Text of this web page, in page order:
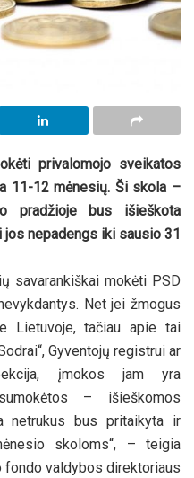
privalomojo sveikatos
11-12 mėnesių. Ši skola –
pradžioje bus išieškota
nepadengs iki sausio 31
savarankiškai mokėti PSD
Net jei žmogus
Lietuvoje, tačiau apie tai
Gyventojų registrui ar
įmokos jam yra
– išieškomos
netrukus bus pritaikyta ir
skoloms“, ­­– teigia
valdybos direktoriaus